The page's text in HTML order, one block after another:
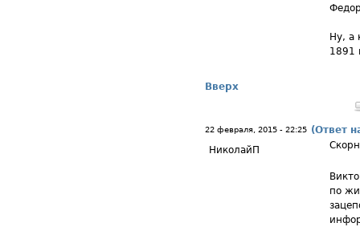
Ну, а
1891
Вверх
22 февраля, 2015 - 22:25 (Ответ
НиколайП
по